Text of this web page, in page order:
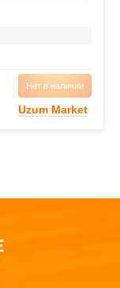
Нет в наличии
Uzum Market